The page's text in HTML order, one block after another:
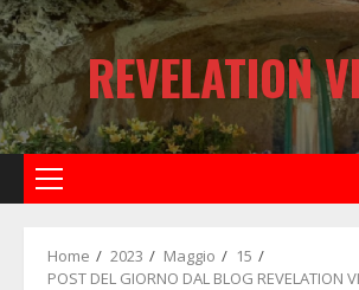
Skip
to
content
REVELATION
Primary
Home 2023 Maggio
15
POST DEL GIORNO DAL BLOG REVELATION